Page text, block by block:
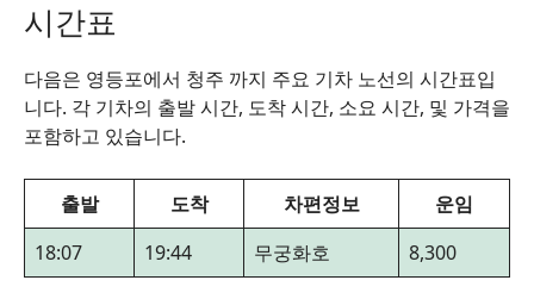
시간표
다음은 영등포에서 청주 까지 주요 기차 노선의 시간표입
니다. 각 기차의 출발 시간, 도착 시간, 소요 시간, 및 가격을
포함하고 있습니다.
출발 도착 차편정보
운임
18:07
19:44 무궁화호 8,300